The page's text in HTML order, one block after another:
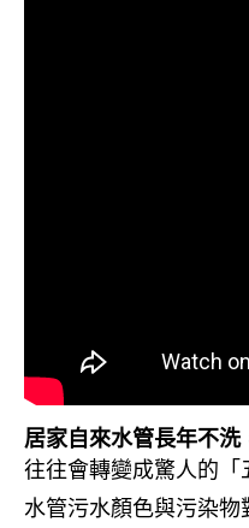
居家自來水管長年不
往往會轉變成驚人的
水管污水顏色與污染物